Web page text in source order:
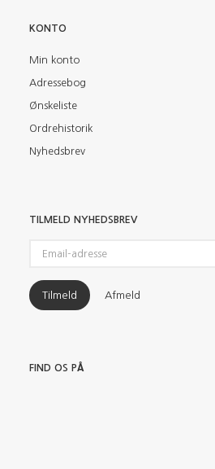
KONTO
Min konto
Adressebog
Ønskeliste
Ordrehistorik
Nyhedsbrev
TILMELD NYHEDSBREV
adresse
Tilmeld Afmeld
FIND OS PÅ